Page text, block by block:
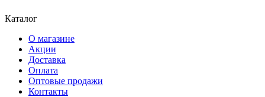
Каталог
О магазине
Акции
Доставка
Оплата
Оптовые продажи
Контакты